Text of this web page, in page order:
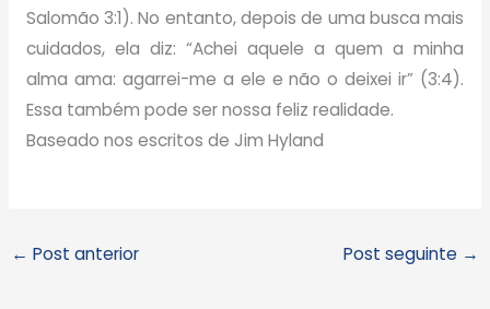
Salomão 3:1). No entanto, depois de uma busca mais
cuidados, ela diz: “Achei aquele a quem a minha
alma ama: agarrei-me a ele e não o deixei ir” (3:4).
Essa também pode ser nossa feliz realidade.
Baseado nos escritos de Jim Hyland
← Post anterior Post seguinte →